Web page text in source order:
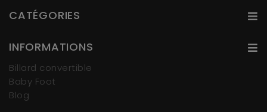
CATÉGORIES
INFORMATIONS
Billard convertible
Baby Foot
Blog